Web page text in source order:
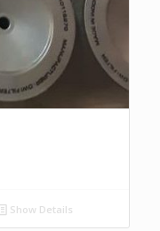
Show Details